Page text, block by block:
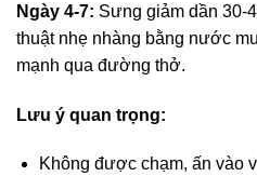
Ngày 4-7: Sưng giảm dần 30-
thuật nhẹ nhàng bằng nước
mạnh qua đường thở.
Lưu ý quan trọng:
Không được chạm, ấn vào